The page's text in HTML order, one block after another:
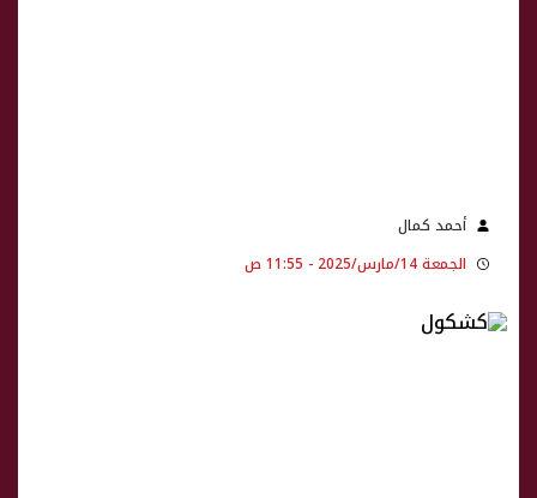
أحمد كمال
الجمعة 14/مارس/2025 - 11:55 ص